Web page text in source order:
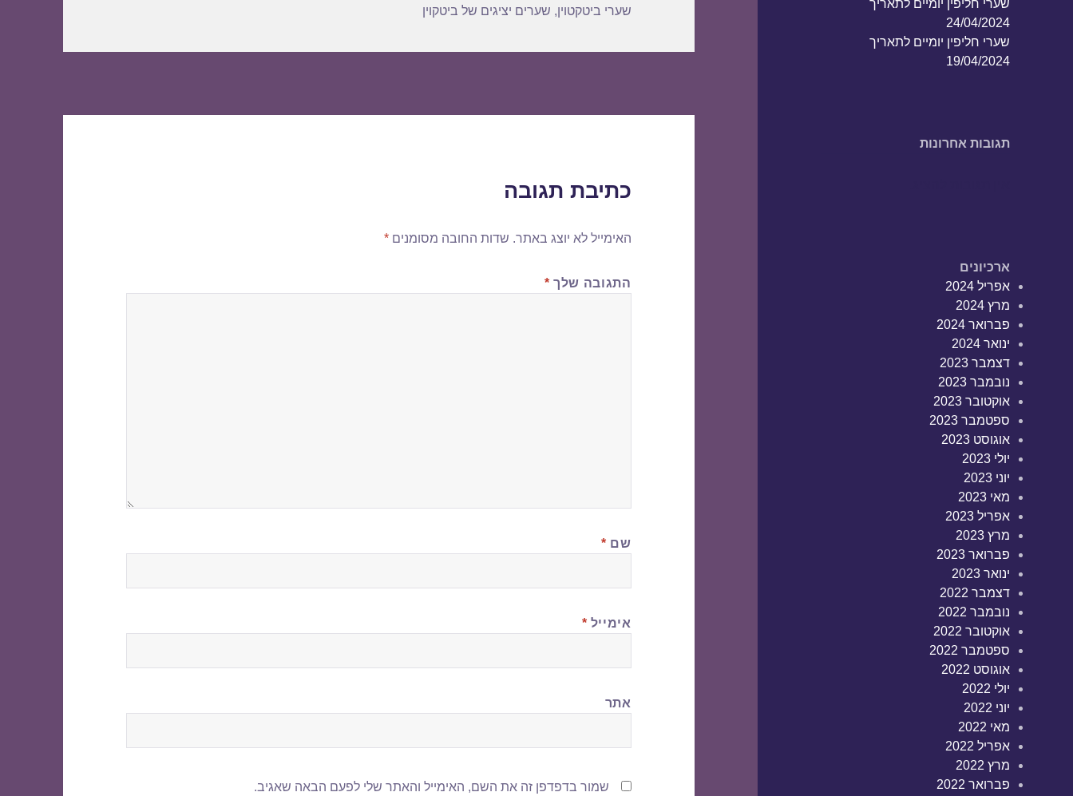
שערי חליפין יומיים לתאריך
24/04/2024
שערי חליפין יומיים לתאריך
19/04/2024
תגובות אחרונות
ארכיונים
אפריל 2024
מרץ 2024
פברואר 2024
ינואר 2024
דצמבר 2023
נובמבר 2023
אוקטובר 2023
ספטמבר 2023
אוגוסט 2023
יולי 2023
יוני 2023
מאי 2023
אפריל 2023
מרץ 2023
פברואר 2023
ינואר 2023
דצמבר 2022
נובמבר 2022
אוקטובר 2022
ספטמבר 2022
אוגוסט 2022
יולי 2022
יוני 2022
מאי 2022
אפריל 2022
מרץ 2022
פברואר 2022
שערי ביטקטוין, שערים יציגים של ביטקוין
כתיבת תגובה
האימייל לא יוצג באתר. שדות החובה מסומנים*
התגובה שלך *
שם *
אימייל *
אתר
שמור בדפדפן זה את השם, האימייל והאתר שלי לפעם הבאה שאגיב.